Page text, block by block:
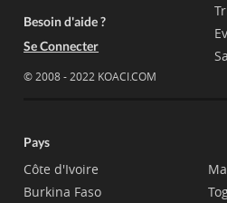
Besoin d'aide ?
Se Connecter
© 2008 - 2022 KOACI.COM
Pays
Côte d'Ivoire
Burkina Faso